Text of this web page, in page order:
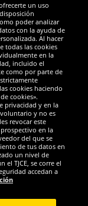
un uso
poder analizar
con la ayuda de
Al hacer
todas las cookies
en la
incluido el
como por parte de
cookies haciendo
cookies».
privacidad y en la
y no es
revocar este
en la
del que se
de tus datos en
un nivel de
el TJCE, se corre el
accedan a